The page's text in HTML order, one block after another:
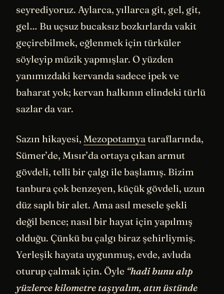
seyrediyoruz. Aylarca, yıllarca git, gel, git,
gel… Bu uçsuz bucaksız bozkırlarda vakit
geçirebilmek, eğlenmek için türküler
söyleyip müzik yapmışlar. O yüzden
yanımızdaki kervanda sadece ipek ve
baharat yok; kervan halkının elindeki türlü
sazlar da var.
Sazın hikayesi, Mezopotamya taraflarında,
Sümer’de, Mısır’da ortaya çıkan armut
gövdeli, telli bir çalgı ile başlamış. Bizim
tanbura çok benzeyen, küçük gövdeli, uzun
düz saplı bir alet. Ama asıl mesele şekli
değil bence; nasıl bir hayat için yapılmış
olduğu. Çünkü bu çalgı biraz şehirliymiş.
Yerleşik hayata uygunmuş, evde, avluda
oturup çalmak için. Öyle “hadi bunu alıp
yüzlerce kilometre taşıyalım, atın üstünde